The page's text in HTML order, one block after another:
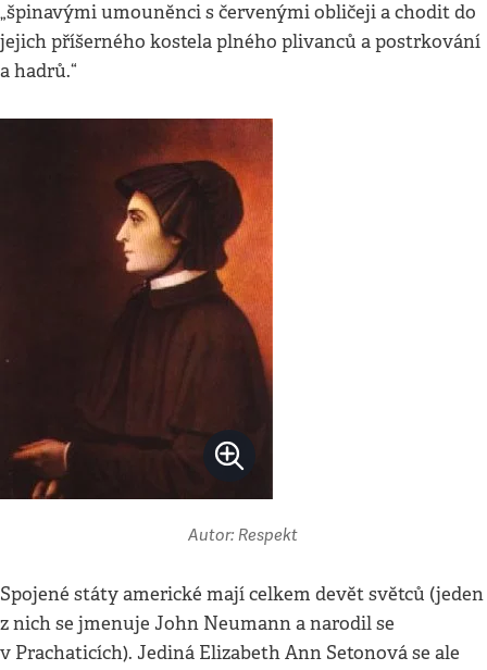
„špinavými umouněnci s červenými obličeji a chodit do
jejich příšerného kostela plného plivanců a postrkování
a hadrů.“
Autor: Respekt
Spojené státy americké mají celkem devět světců (jeden
z nich se jmenuje John Neumann a narodil se
v Prachaticích). Jediná Elizabeth Ann Setonová se ale